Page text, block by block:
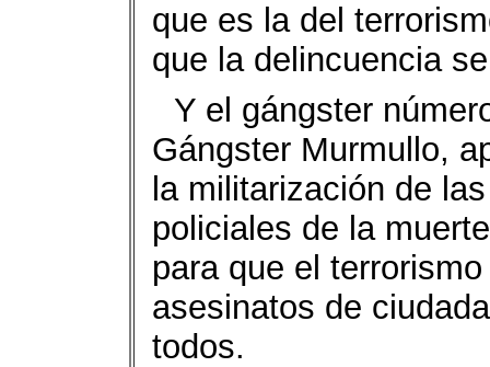
que es la del
que la delincuencia
Y el gángster
Gángster Murmullo,
la militarización de
policiales de la
para que el
asesinatos de
todos.